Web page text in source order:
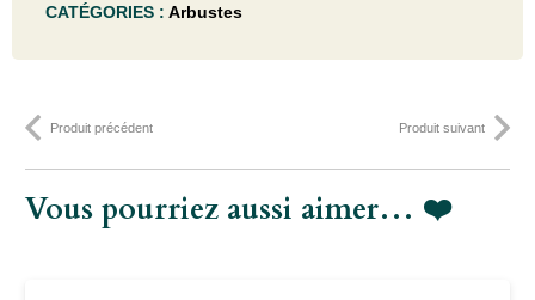
opulif.
'Dart's
- 80-
CATÉGORIES : Arbustes
Produit précédent Produit suivant
Vous pourriez aussi aimer… ❤️